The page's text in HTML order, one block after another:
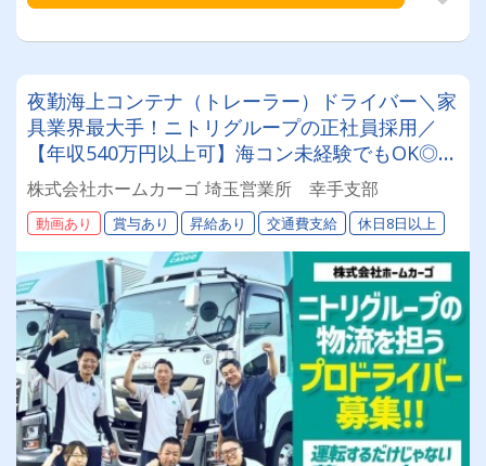
夜勤海上コンテナ（トレーラー）ドライバー＼家
具業界最大手！ニトリグループの正社員採用／
【年収540万円以上可】海コン未経験でもOK◎✨
他社にはないニトリグループならではの福利厚生
多数｜★採用枠に限りあり！人員充足次第、予告
なく募集終了となります＜ご応募はお早目に！＞
★
株式会社ホームカーゴ 埼玉営業所 幸手支部
動画あり 賞与あり 昇給あり 交通費支給 休日8日以上